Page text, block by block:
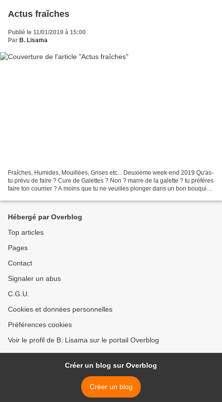
Actus fraîches
Publié le 11/01/2019 à 15:00
Par B. Lisama
Fraîches, Humides, Mouillées, Grises etc... Deuxième week-end 2019 Qu'as-
tu prévu de faire ? Cure de Galettes ? Non ? marre de la galette ? tu préfères
faire ton courrier ? A moins que tu ne veuilles plonger dans un bon bouquin
Hébergé par Overblog
Top articles
Pages
Contact
Signaler un abus
C.G.U.
Cookies et données personnelles
Préférences cookies
Voir le profil de B. Lisama sur le portail Overblog
Créer un blog sur Overblog
Créer un blog